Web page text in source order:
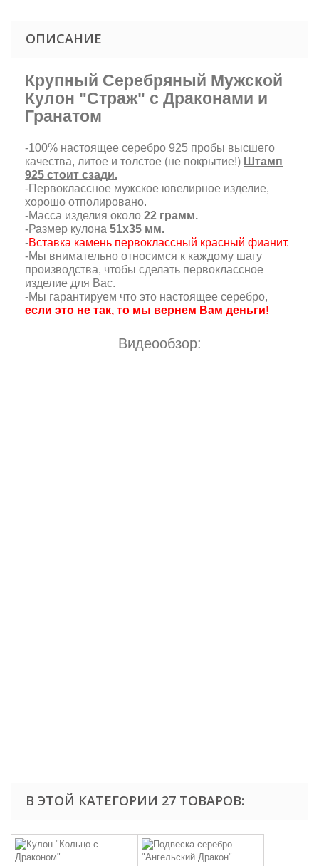
ОПИСАНИЕ
Крупный Серебряный Мужской
Кулон "Страж" с Драконами и
Гранатом
-100% настоящее серебро 925 пробы высшего
качества, литое и толстое (не покрытие!) Штамп
925 стоит сзади.
-Первоклассное мужское ювелирное изделие,
хорошо отполировано.
-Масса изделия около 22 грамм.
-Размер кулона 51х35 мм.
-Вставка камень первоклассный красный фианит.
-Мы внимательно относимся к каждому шагу
производства, чтобы сделать первоклассное
изделие для Вас.
-Мы гарантируем что это настоящее серебро,
если это не так, то мы вернем Вам деньги!
Видеообзор:
В ЭТОЙ КАТЕГОРИИ 27 ТОВАРОВ: